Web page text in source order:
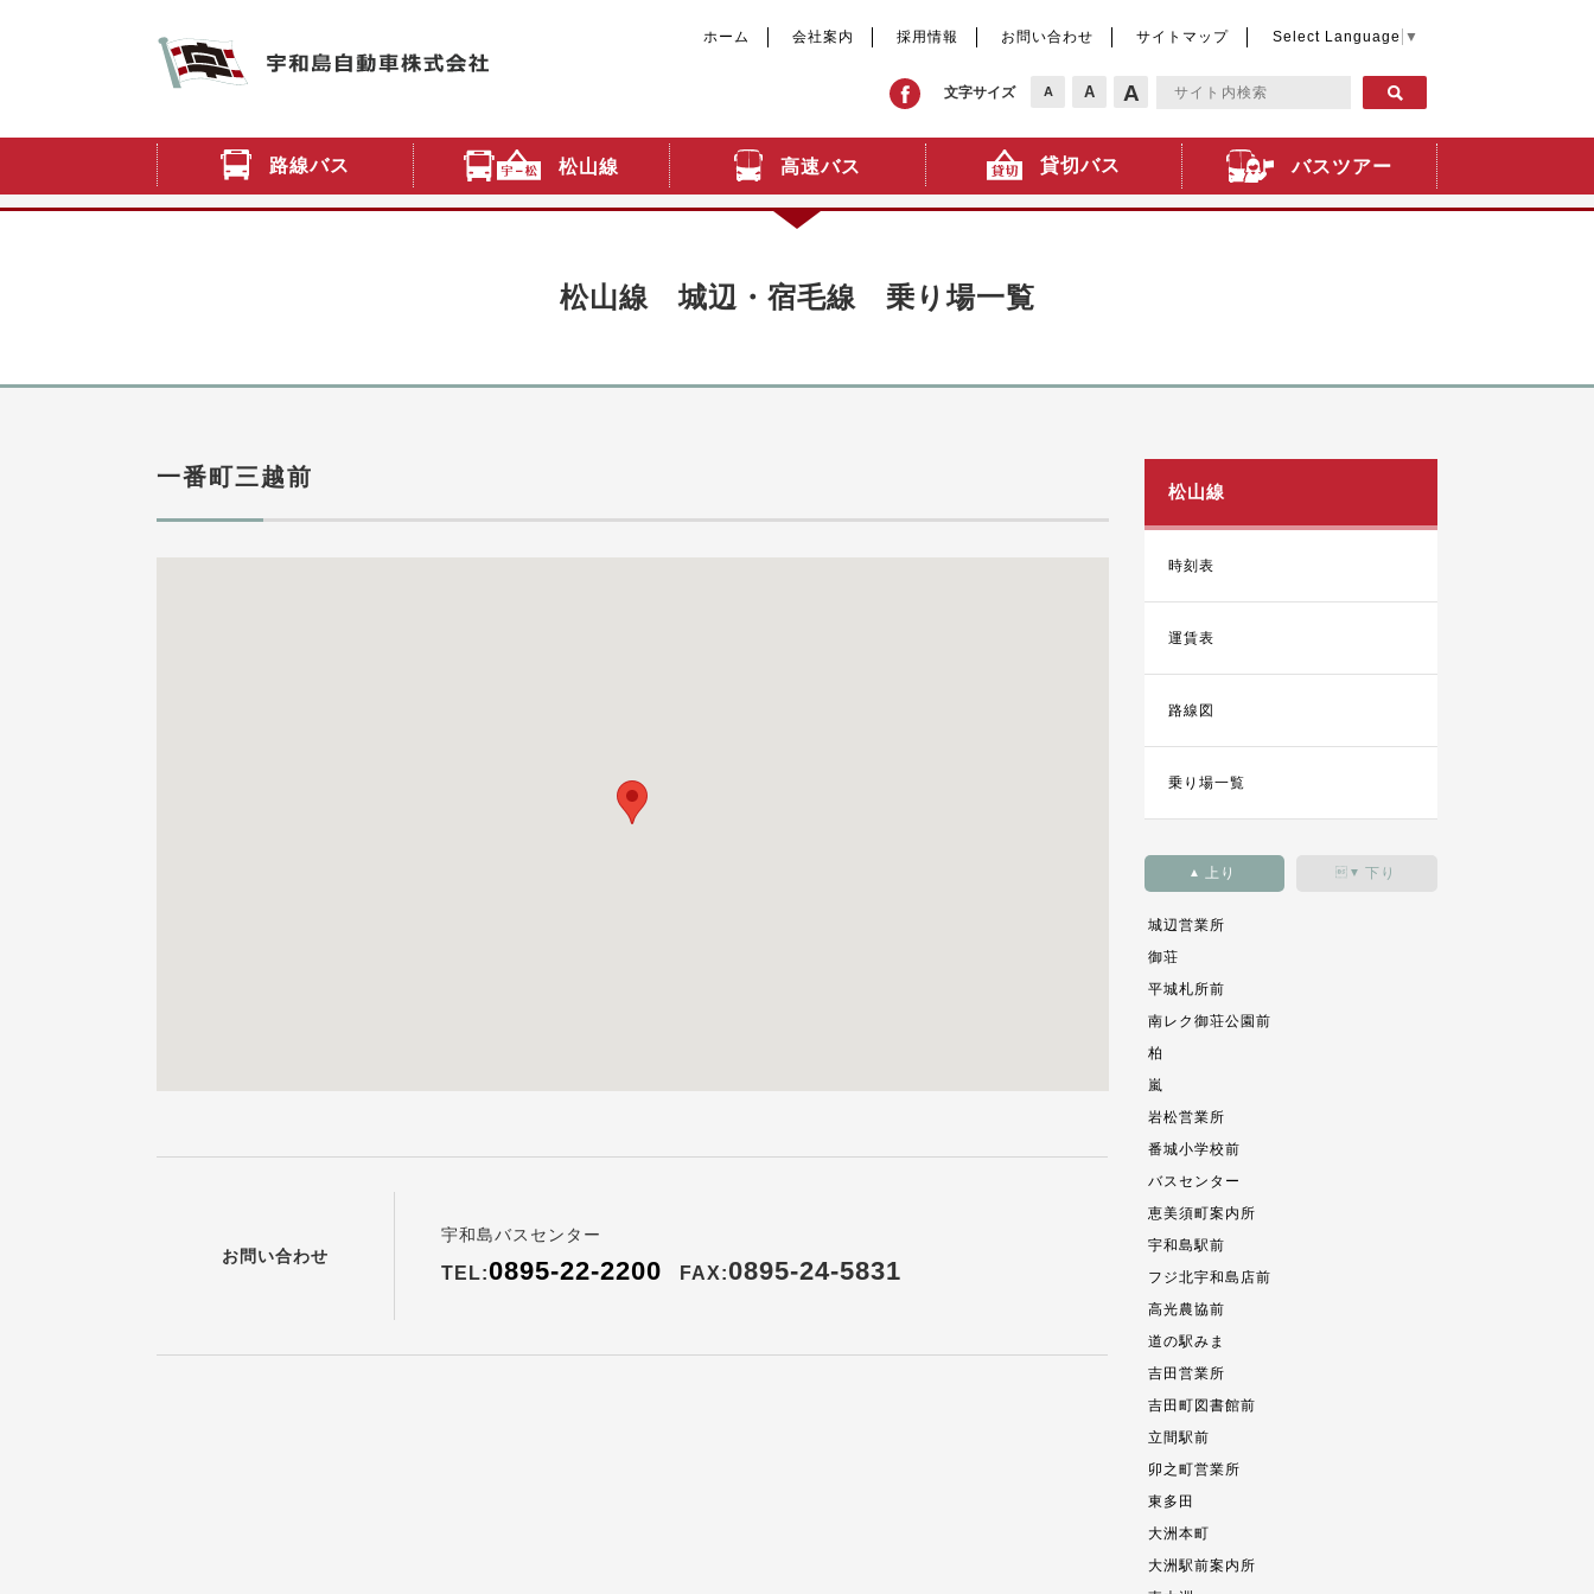
ホーム 会社案内 採用情報 お問い合わせ サイトマップ Select Language ▼
文字サイズ A A A
路線バス 松山線 高速バス 貸切バス バスツアー
松山線 城辺・宿毛線 乗り場一覧
一番町三越前
お問い合わせ
宇和島バスセンター
TEL:0895-22-2200 FAX:0895-24-5831
松山線
時刻表
運賃表
路線図
乗り場一覧
▲ 上り ▼ 下り
城辺営業所
御荘
平城札所前
南レク御荘公園前
柏
嵐
岩松営業所
番城小学校前
バスセンター
恵美須町案内所
宇和島駅前
フジ北宇和島店前
高光農協前
道の駅みま
吉田営業所
吉田町図書館前
立間駅前
卯之町営業所
東多田
大洲本町
大洲駅前案内所